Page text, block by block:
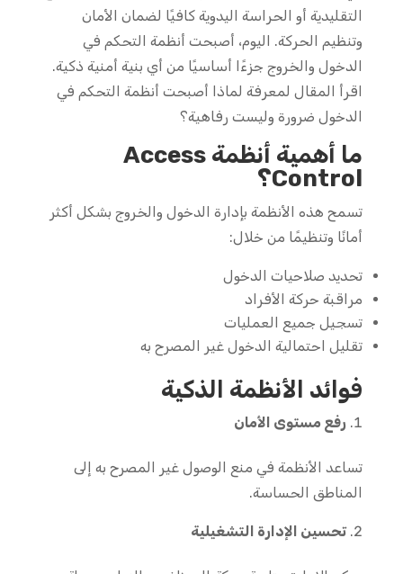
التقليدية أو الحراسة اليدوية كافيًا لضمان الأمان
وتنظيم الحركة. اليوم، أصبحت أنظمة التحكم في
الدخول والخروج جزءًا أساسيًا من أي بنية أمنية ذكية.
اقرأ المقال لمعرفة لماذا أصبحت أنظمة التحكم في
الدخول ضرورة وليست رفاهية؟
ما أهمية أنظمة Access
Control؟
تسمح هذه الأنظمة بإدارة الدخول والخروج بشكل أكثر
أمانًا وتنظيمًا من خلال:
تحديد صلاحيات الدخول
مراقبة حركة الأفراد
تسجيل جميع العمليات
تقليل احتمالية الدخول غير المصرح به
فوائد الأنظمة الذكية
رفع مستوى الأمان
تساعد الأنظمة في منع الوصول غير المصرح به إلى
المناطق الحساسة.
تحسين الإدارة التشغيلية